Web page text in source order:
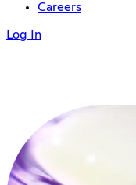
Careers
Log In